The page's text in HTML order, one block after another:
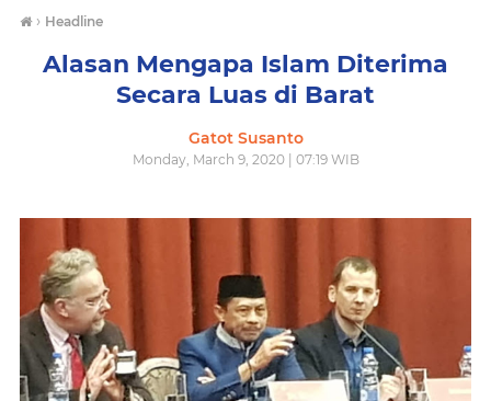
› Headline
Alasan Mengapa Islam Diterima
Secara Luas di Barat
Gatot Susanto
Monday, March 9, 2020 | 07:19 WIB